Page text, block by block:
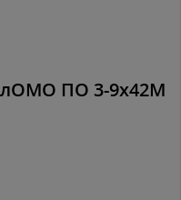
ПО 3-9х42М